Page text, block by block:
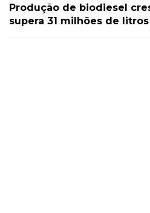
Produção de biodiesel
supera 31 milhões de litros